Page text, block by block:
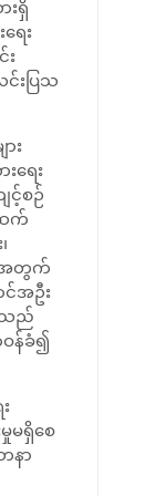
းရှိ
ေး
း
းပြသ
း
ရေး
င့်စဉ်
ဆက်
းအတွက်
င်အဦး
သည်
န်ခံ၍
မရှိစေ
နာ